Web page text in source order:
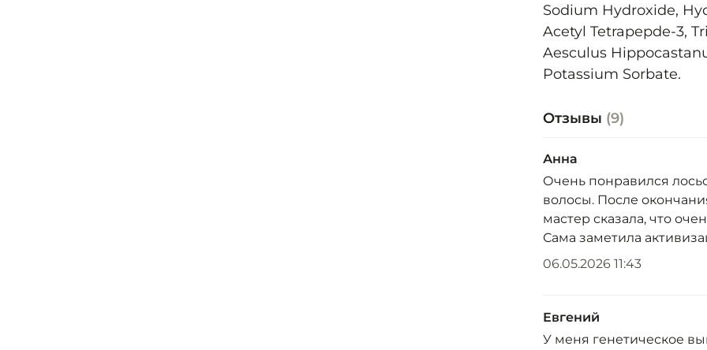
Sodium Hydroxide,
Acetyl Tetrapepde-3,
Aesculus
Potassium Sorbate.
Отзывы (9)
Анна
Очень понравился
волосы. После
мастер сказала, что
Сама заметила
06.05.2026 11:43
Евгений
У меня генетическое